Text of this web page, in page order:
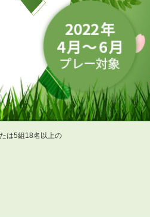
は5組18名以上の